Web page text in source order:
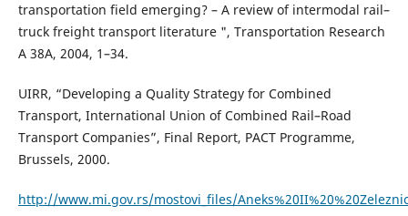
transportation field emerging? – A review of intermodal rail–
truck freight transport literature ", Transportation Research
A 38A, 2004, 1–34.
UIRR, “Developing a Quality Strategy for Combined
Transport, International Union of Combined Rail–Road
Transport Companies”, Final Report, PACT Programme,
Brussels, 2000.
http://www.mi.gov.rs/mostovi_files/